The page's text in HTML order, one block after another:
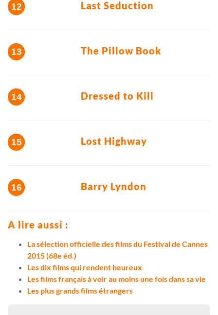
Last Seduction
The Pillow Book
Dressed to Kill
Lost Highway
Barry Lyndon
A lire aussi :
La sélection officielle des films du Festival de Cannes
2015 (68e éd.)
Les dix films qui rendent heureux
Les films français à voir au moins une fois dans sa vie
Les plus grands films étrangers